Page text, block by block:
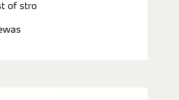
of stro